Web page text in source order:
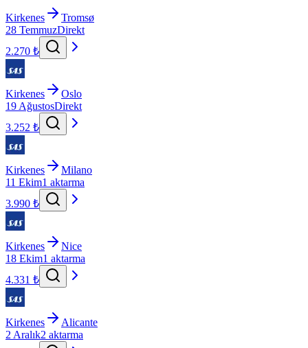
Kirkenes
Tromsø
28 TemmuzDirekt
2.270 ₺
Kirkenes
Oslo
19 AğustosDirekt
3.252 ₺
Kirkenes
Milano
11 Ekim1 aktarma
3.990 ₺
Kirkenes
Nice
18 Ekim1 aktarma
4.331 ₺
Kirkenes
Alicante
2 Aralık2 aktarma